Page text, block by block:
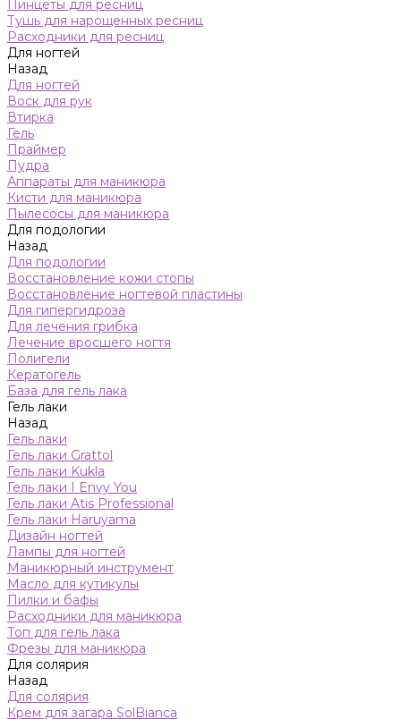
Пинцеты для ресниц
Тушь для нарощенных ресниц
Расходники для ресниц
Для ногтей
Назад
Для ногтей
Воск для рук
Втирка
Гель
Праймер
Пудра
Аппараты для маникюра
Кисти для маникюра
Пылесосы для маникюра
Для подологии
Назад
Для подологии
Восстановление кожи стопы
Восстановление ногтевой пластины
Для гипергидроза
Для лечения грибка
Лечение вросшего ногтя
Полигели
Кератогель
База для гель лака
Гель лаки
Назад
Гель лаки
Гель лаки Grattol
Гель лаки Kukla
Гель лаки I Envy You
Гель лаки Atis Professional
Гель лаки Haruyama
Дизайн ногтей
Лампы для ногтей
Маникюрный инструмент
Масло для кутикулы
Пилки и бафы
Расходники для маникюра
Топ для гель лака
Фрезы для маникюра
Для солярия
Назад
Для солярия
Крем для загара SolBianca